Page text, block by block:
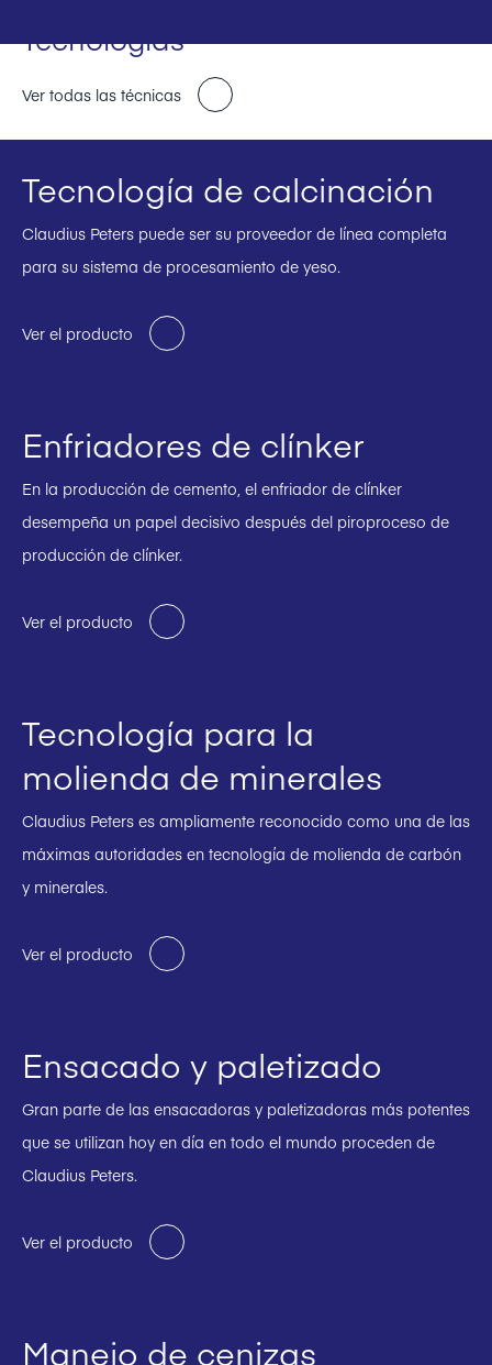
Tecnologías
Ver todas las técnicas
Tecnología de calcinación
Claudius Peters puede ser su proveedor de línea completa
para su sistema de procesamiento de yeso.
Ver el producto
Enfriadores de clínker
En la producción de cemento, el enfriador de clínker
desempeña un papel decisivo después del piroproceso de
producción de clínker.
Ver el producto
Tecnología para la
molienda de minerales
Claudius Peters es ampliamente reconocido como una de las
máximas autoridades en tecnología de molienda de carbón
y minerales.
Ver el producto
Ensacado y paletizado
Gran parte de las ensacadoras y paletizadoras más potentes
que se utilizan hoy en día en todo el mundo proceden de
Claudius Peters.
Ver el producto
Manejo de cenizas